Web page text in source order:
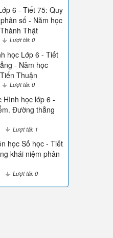
6 - Tiết 75: Quy
số - Năm học
Thật
Lượt tải: 0
học Lớp 6 - Tiết
- Năm học
Thuận
Lượt tải: 0
Hình học lớp 6 -
Đường thẳng
Lượt tải: 1
học Số học - Tiết
khái niệm phân
Lượt tải: 0